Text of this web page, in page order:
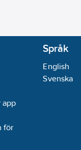
app
Språk
English
Svenska